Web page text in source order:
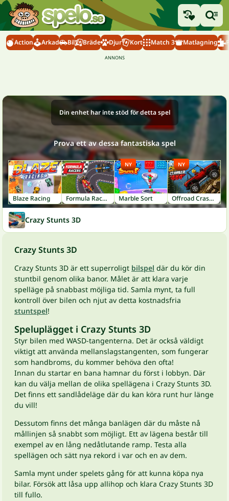
Action Arkad Bil Bräde Djur Kort Match 3 Matlagning
Din enhet har inte stöd för detta spel
Prova ett av dessa fantastiska spel
Blaze Racing Formula Racers Marble Sort
NY
Offroad Crash Climber 4X4
NY
Crazy Stunts 3D
Crazy Stunts 3D
Crazy Stunts 3D är ett superroligt bilspel där du kör din
stuntbil genom olika banor. Målet är att klara varje
spelläge på snabbast möjliga tid. Samla mynt, ta full
kontroll över bilen och njut av detta kostnadsfria
stuntspel!
Speluplägget i Crazy Stunts 3D
Styr bilen med WASD-tangenterna. Det är också väldigt
viktigt att använda mellanslagstangenten, som fungerar
som handbroms, du kommer behöva den ofta!
Innan du startar en bana hamnar du först i lobbyn. Där
kan du välja mellan de olika spellägena i Crazy Stunts 3D.
Det finns ett sandlådeläge där du kan köra runt hur länge
du vill!
Dessutom finns det många banlägen där du måste nå
mållinjen så snabbt som möjligt. Ett av lägena består till
exempel av en lång nedåtlutande ramp. Testa alla
spellägen och sätt nya rekord i var och en av dem.
Samla mynt under spelets gång för att kunna köpa nya
bilar. Försök att låsa upp allihop och klara Crazy Stunts 3D
till fullo.